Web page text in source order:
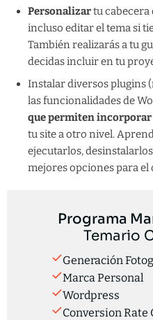
Personalizartu cabecera
incluso editar el tema si
También realizarás a tu
decidas incluir en tu
Instalar diversos plugins
las funcionalidades de
que permiten
tu site a otro nivel.
ejecutarlos,
mejores opciones para el
Programa
Temario
Generación
Marca Personal
Wordpress
Conversion Rate